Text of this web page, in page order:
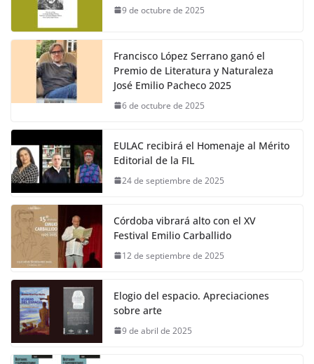
9 de octubre de 2025
Francisco López Serrano ganó el
Premio de Literatura y Naturaleza
José Emilio Pacheco 2025
6 de octubre de 2025
EULAC recibirá el Homenaje al Mérito
Editorial de la FIL
24 de septiembre de 2025
Córdoba vibrará alto con el XV
Festival Emilio Carballido
12 de septiembre de 2025
Elogio del espacio. Apreciaciones
sobre arte
9 de abril de 2025